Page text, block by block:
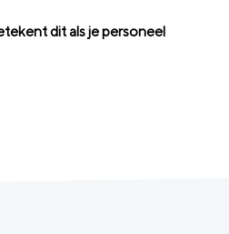
dit als je personeel